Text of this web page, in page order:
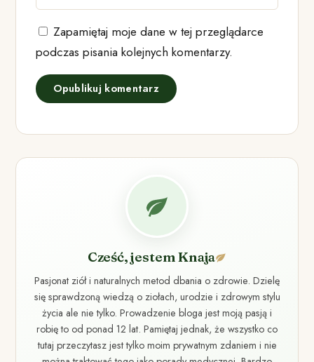
Zapamiętaj moje dane w tej przeglądarce
podczas pisania kolejnych komentarzy.
Cześć, jestem Knaja
Pasjonat ziół i naturalnych metod dbania o zdrowie. Dzielę
się sprawdzoną wiedzą o ziołach, urodzie i zdrowym stylu
życia ale nie tylko. Prowadzenie bloga jest moją pasją i
robię to od ponad 12 lat. Pamiętaj jednak, że wszystko co
tutaj przeczytasz jest tylko moim prywatnym zdaniem i nie